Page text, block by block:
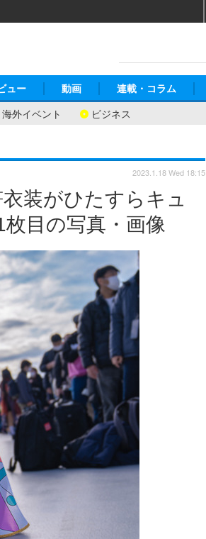
海外イベント ビジネス
ュー 動画 連載・コラム
装がひたすらキュ
目の写真・画像
2023.1.18 Wed 18:15